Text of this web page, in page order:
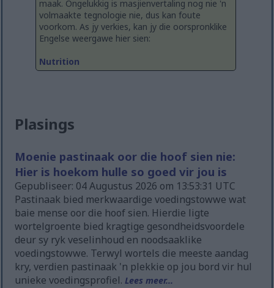
maak. Ongelukkig is masjienvertaling nog nie 'n
volmaakte tegnologie nie, dus kan foute
voorkom. As jy verkies, kan jy die oorspronklike
Engelse weergawe hier sien:
Nutrition
Plasings
Moenie pastinaak oor die hoof sien nie:
Hier is hoekom hulle so goed vir jou is
Gepubliseer: 04 Augustus 2026 om 13:53:31 UTC
Pastinaak bied merkwaardige voedingstowwe wat
baie mense oor die hoof sien. Hierdie ligte
wortelgroente bied kragtige gesondheidsvoordele
deur sy ryk veselinhoud en noodsaaklike
voedingstowwe. Terwyl wortels die meeste aandag
kry, verdien pastinaak 'n plekkie op jou bord vir hul
unieke voedingsprofiel.Lees meer...